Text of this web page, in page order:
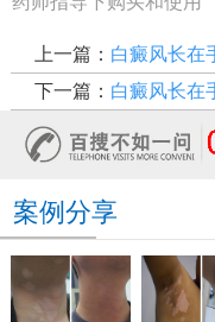
上一篇： 白癜风长在
下一篇： 白癜风长在
案例分享